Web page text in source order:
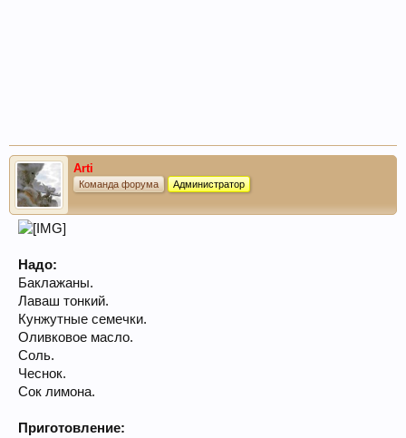
Arti
Команда форума Администратор
Надо:
Баклажаны.
Лаваш тонкий.
Кунжутные семечки.
Оливковое масло.
Соль.
Чеснок.
Сок лимона.
Приготовление: